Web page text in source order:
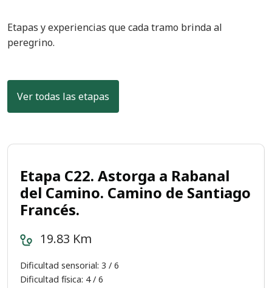
Etapas y experiencias que cada tramo brinda al
peregrino.
Ver todas las etapas
Etapa C22. Astorga a Rabanal
del Camino. Camino de Santiago
Francés.
19.83 Km
Dificultad sensorial: 3 / 6
Dificultad física: 4 / 6